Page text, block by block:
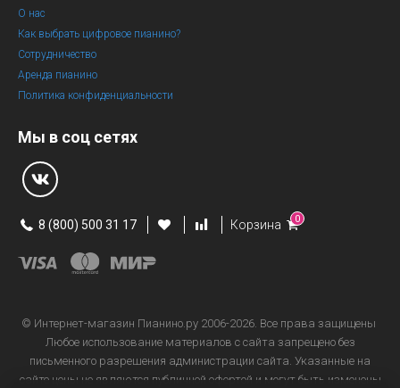
О нас
Как выбрать цифровое пианино?
Сотрудничество
Аренда пианино
Политика конфиденциальности
Мы в соц сетях
8 (800) 500 31 17 Корзина 0
© Интернет-магазин Пианино.ру 2006-2026. Все права защищены
Любое использование материалов с сайта запрещено без
письменного разрешения администрации сайта. Указанные на
сайте цены не являются публичной офертой и могут быть изменены